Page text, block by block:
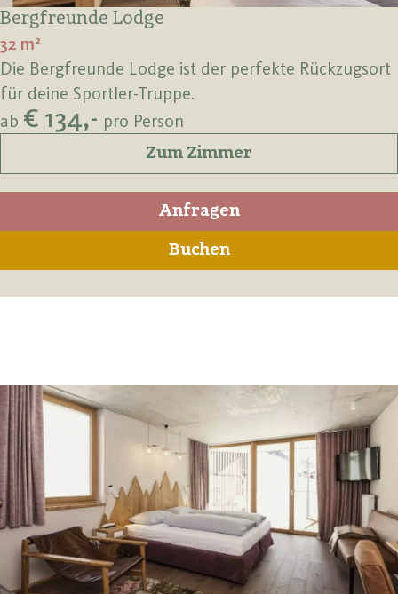
Bergfreunde Lodge
32 m²
Die Bergfreunde Lodge ist der perfekte Rückzugsort
für deine Sportler-Truppe.
ab € 134,- pro Person
Zum Zimmer
Anfragen
Buchen